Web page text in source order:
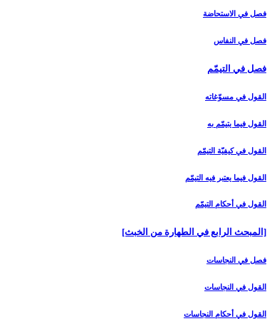
فصل في الاستحاضة
فصل في النفاس‏
فصل في التيمّم‏
القول في مسوّغاته‏
القول فيما يتيمّم به‏
القول في كيفيّة التيمّم‏
القول فيما يعتبر فيه التيمّم‏
القول في أحكام التيمّم‏
[المبحث الرابع في الطهارة من الخبث‏]
فصل في النجاسات‏
القول في النجاسات‏
القول في أحكام النجاسات‏